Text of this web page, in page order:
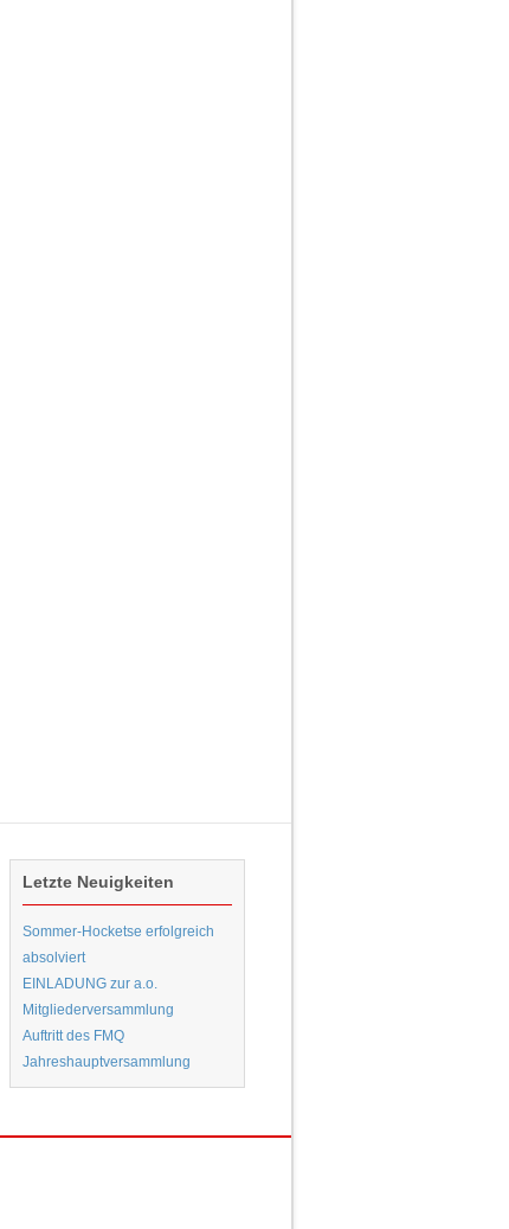
Letzte Neuigkeiten
Sommer-Hocketse erfolgreich
absolviert
EINLADUNG zur a.o.
Mitgliederversammlung
Auftritt des FMQ
Jahreshauptversammlung